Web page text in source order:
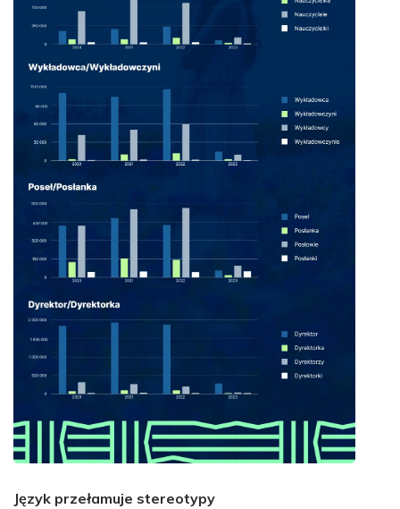
Język przełamuje stereotypy